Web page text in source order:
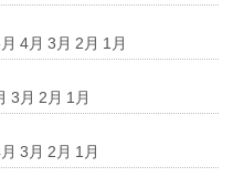
4月 3月 2月 1月
3月 2月 1月
3月 2月 1月